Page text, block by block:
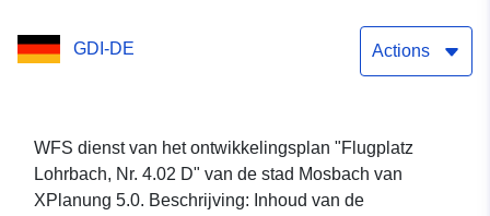
GDI-DE Actions
WFS dienst van het ontwikkelingsplan "Flugplatz
Lohrbach, Nr. 4.02 D" van de stad Mosbach van
XPlanung 5.0. Beschrijving: Inhoud van de